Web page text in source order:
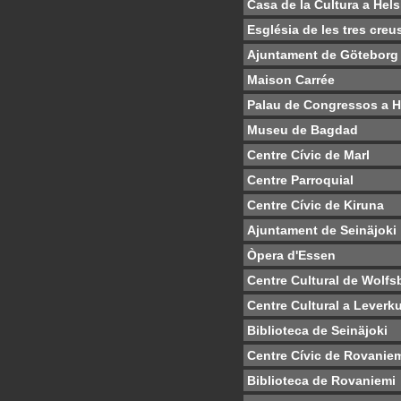
Casa de la Cultura a
Església de les tres
Ajuntament de Göteborg
Maison Carrée
Palau de Congressos a
Museu de Bagdad
Centre Cívic de Marl
Centre Parroquial
Centre Cívic de Kiruna
Ajuntament de Seinäjoki
Òpera d'Essen
Centre Cultural de
Centre Cultural a
Biblioteca de Seinäjoki
Centre Cívic de
Biblioteca de Rovaniemi